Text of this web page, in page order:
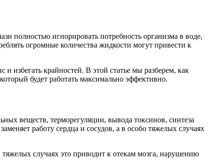
полностью игнорировать потребность организма в воде,
огромные количества жидкости могут привести к
избегать крайностей. В этой статье мы разберем, как
будет работать максимально эффективно.
веществ, терморегуляции, вывода токсинов, синтеза
работу сердца и сосудов, а в особо тяжелых случаях
случаях это приводит к отекам мозга, нарушению